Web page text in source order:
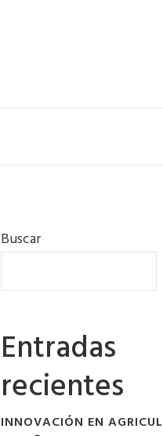
Buscar
Entradas
recientes
INNOVACIÓN EN